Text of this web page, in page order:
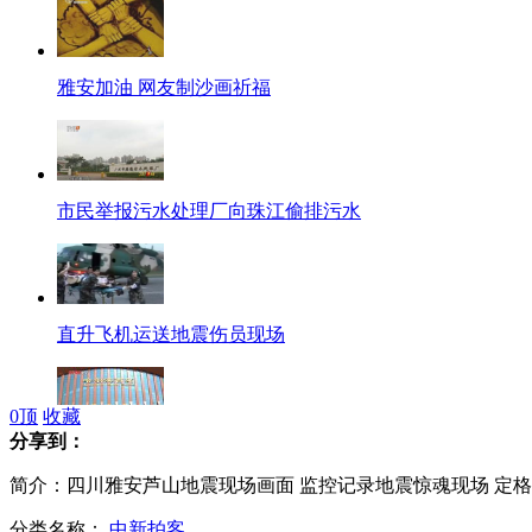
雅安加油 网友制沙画祈福
市民举报污水处理厂向珠江偷排污水
直升飞机运送地震伤员现场
哈大高铁提速 运行时间缩短至三个半小时
0顶 收藏
分享到：
简介：四川雅安芦山地震现场画面 监控记录地震惊魂现场 定